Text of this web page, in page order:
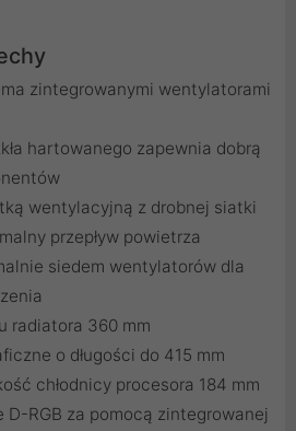
zintegrowanymi wentylatorami
hartowanego zapewnia dobrą
wentylacyjną z drobnej siatki
przepływ powietrza
siedem wentylatorów dla
radiatora 360 mm
o długości do 415 mm
chłodnicy procesora 184 mm
RGB za pomocą zintegrowanej